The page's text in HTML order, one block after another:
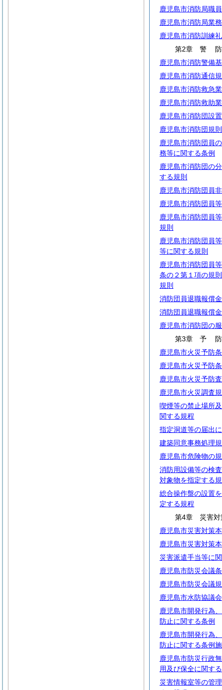
鹿児島市消防局職
鹿児島市消防局業
鹿児島市消防訓練
第2章 警 防
鹿児島市消防警備
鹿児島市消防通信
鹿児島市消防救急
鹿児島市消防救助
鹿児島市消防団設
鹿児島市消防団規則
鹿児島市消防団員
務等に関する条例
鹿児島市消防団の
する規則
鹿児島市消防団員
鹿児島市消防団員
鹿児島市消防団員
規則
鹿児島市消防団員
等に関する規則
鹿児島市消防団員
条の２第１項の規
規則
消防団員退職報償
消防団員退職報償
鹿児島市消防団の
第3章 予 防
鹿児島市火災予防
鹿児島市火災予防
鹿児島市火災予防
鹿児島市火災調査
喫煙等の禁止場所
関する規程
指定洞道等の届出
建築同意事務処理
鹿児島市危険物の
消防用設備等の検
対象物を指定する
総合操作盤の設置
定する規程
第4章 災害対
鹿児島市災害対策
鹿児島市災害対策
災害派遣手当等に
鹿児島市防災会議
鹿児島市防災会議
鹿児島市水防協議
鹿児島市開発行為
防止に関する条例
鹿児島市開発行為
防止に関する条例
鹿児島市防災行政
用及び保全に関す
災害情報室等の管